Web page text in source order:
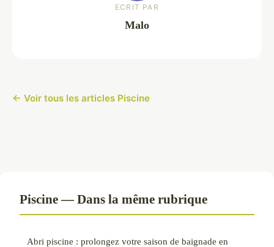
ECRIT PAR
Malo
← Voir tous les articles Piscine
Piscine — Dans la même rubrique
Abri piscine : prolongez votre saison de baignade en